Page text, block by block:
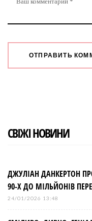
СВІЖІ НОВИНИ
ДЖУЛІАН ДАНКЕРТОН
90-Х ДО МІЛЬЙОНІВ
24/01/2026 13:48